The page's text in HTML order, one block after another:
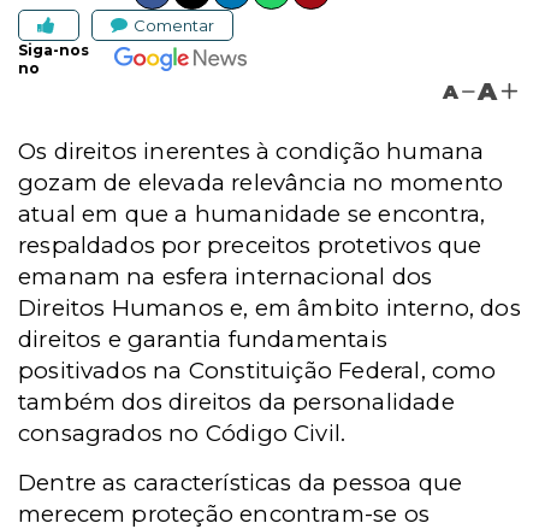
Comentar
Siga-nos
no
A A
Os direitos inerentes à condição humana
gozam de elevada relevância no momento
atual em que a humanidade se encontra,
respaldados por preceitos protetivos que
emanam na esfera internacional dos
Direitos Humanos e, em âmbito interno, dos
direitos e garantia fundamentais
positivados na Constituição Federal, como
também dos direitos da personalidade
consagrados no Código Civil.
Dentre as características da pessoa que
merecem proteção encontram-se os